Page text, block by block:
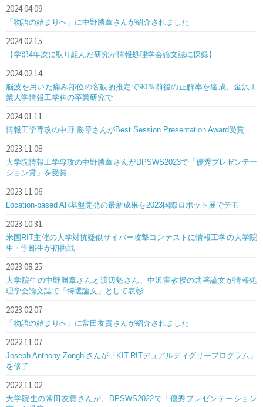
2024.04.09
「物語の始まりへ」に中野勝章さんが紹介されました
2024.02.15
【学部4年次に取り組んだ研究が情報処理学会論文誌に採録】
2024.02.14
脳波を用いた痛み部位の客観的推定で90％前後の正解率を達成。金沢工
業大学情報工学科の卒業研究で
2024.01.11
情報工学専攻の中野 勝章さんがBest Session Presentation Award受賞
2023.11.08
大学院情報工学専攻の中野勝章さんがDPSWS2023で「優秀プレゼンテー
ション賞」を受賞
2023.11.06
Location-based AR基盤開発の最新成果を2023国際ロボット展でデモ
2023.10.31
米国RIT主催の大学対抗疑似サイバー攻撃コンテストに情報工学の大学院
生・学部生が初挑戦
2023.08.25
大学院生の中野勝章さんと渡辺魁さん、中沢実教授の共著論文が情報処
理学会論文誌で「特選論文」として表彰
2023.02.07
「物語の始まりへ」に常田友貴さんが紹介されました
2022.11.07
Joseph Anthony Zonghiさんが「KIT-RITデュアルディグリープログラム」
を修了
2022.11.02
大学院生の常田友貴さんが、DPSWS2022で「優秀プレゼンテーション